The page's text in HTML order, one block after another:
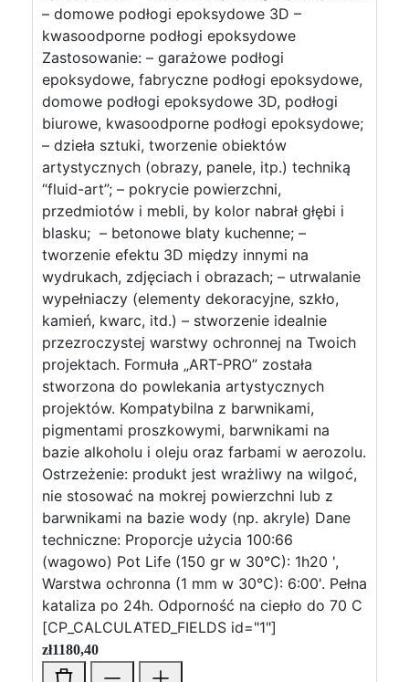
– domowe podłogi epoksydowe 3D –
kwasoodporne podłogi epoksydowe
Zastosowanie: – garażowe podłogi
epoksydowe, fabryczne podłogi epoksydowe,
domowe podłogi epoksydowe 3D, podłogi
biurowe, kwasoodporne podłogi epoksydowe;
– dzieła sztuki, tworzenie obiektów
artystycznych (obrazy, panele, itp.) techniką
“fluid-art”; – pokrycie powierzchni,
przedmiotów i mebli, by kolor nabrał głębi i
blasku; – betonowe blaty kuchenne; –
tworzenie efektu 3D między innymi na
wydrukach, zdjęciach i obrazach; – utrwalanie
wypełniaczy (elementy dekoracyjne, szkło,
kamień, kwarc, itd.) – stworzenie idealnie
przezroczystej warstwy ochronnej na Twoich
projektach. Formuła „ART-PRO” została
stworzona do powlekania artystycznych
projektów. Kompatybilna z barwnikami,
pigmentami proszkowymi, barwnikami na
bazie alkoholu i oleju oraz farbami w aerozolu.
Ostrzeżenie: produkt jest wrażliwy na wilgoć,
nie stosować na mokrej powierzchni lub z
barwnikami na bazie wody (np. akryle) Dane
techniczne: Proporcje użycia 100:66
(wagowo) Pot Life (150 gr w 30°C): 1h20 ',
Warstwa ochronna (1 mm w 30°C): 6:00'. Pełna
kataliza po 24h. Odporność na ciepło do 70 C
[CP_CALCULATED_FIELDS id="1"]
zł1180,40